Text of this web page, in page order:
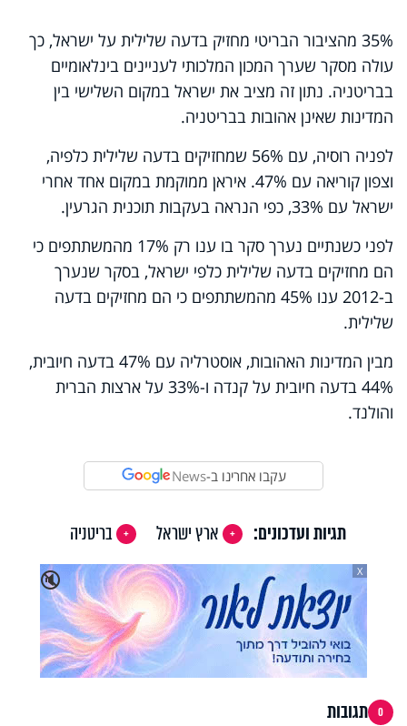
35% מהציבור הבריטי מחזיק בדעה שלילית על ישראל, כך
עולה מסקר שערך המכון המלכותי לעניינים בינלאומיים
בבריטניה. נתון זה מציב את ישראל במקום השלישי בין
המדינות שאינן אהובות בבריטניה.
לפניה רוסיה, עם 56% שמחזיקים בדעה שלילית כלפיה,
וצפון קוריאה עם 47%. איראן ממוקמת במקום אחד אחרי
ישראל עם 33%, כפי הנראה בעקבות תוכנית הגרעין.
לפני כשנתיים נערך סקר בו ענו רק 17% מהמשתתפים כי
הם מחזיקים בדעה שלילית כלפי ישראל, בסקר שנערך
ב-2012 ענו 45% מהמשתתפים כי הם מחזיקים בדעה
שלילית.
מבין המדינות האהובות, אוסטרליה עם 47% בדעה חיובית,
44% בדעה חיובית על קנדה ו-33% על ארצות הברית
והולנד.
עקבו אחרינו ב-News
תגיות ועדכונים: ארץ ישראל
בריטניה
🔇
X
0 תגובות